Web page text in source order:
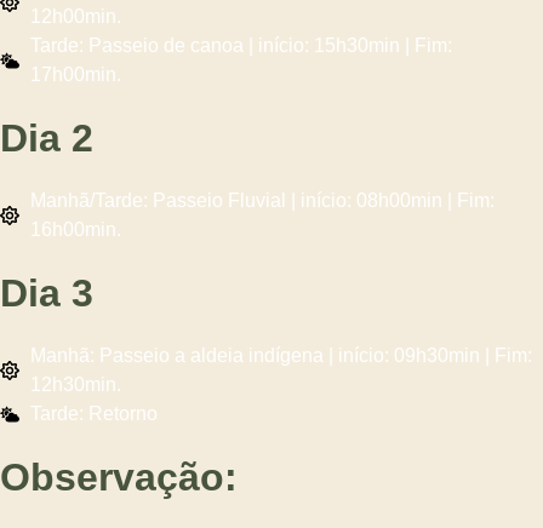
12h00min.
Tarde: Passeio de canoa | início: 15h30min | Fim:
17h00min.
Dia 2
Manhã/Tarde: Passeio Fluvial | início: 08h00min | Fim:
16h00min.
Dia 3
Manhã: Passeio a aldeia indígena | início: 09h30min | Fim:
12h30min.
Tarde: Retorno
Observação: